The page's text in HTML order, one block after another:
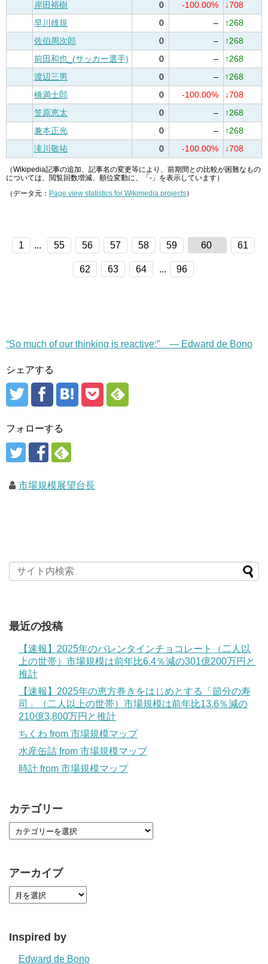
岸田裕樹
0 -100.00%
↓708
早川雄規
0 –
↑268
佐伯周次郎
0 –
↑268
前田和也_(サッカー選手)
0 –
↑268
渡辺三男
0 –
↑268
橋満士郎
0 -100.00%
↓708
笠原恵太
0 –
↑268
兼本正光
0 –
↑268
滝川敬祐
0 -100.00% ↓708
（Wikipedia記事の追加、記事名の変更等により、前期間との比較が困難なもの
については、閲覧回数増減、順位変動に、「-」を表示しています）
（データ元： Page view statistics for Wikimedia projects）
1 ... 55 56 57 58 59 60 61
62 63 64 ... 96
“So much of our thinking is reactive:” — Edward de Bono
シェアする
フォローする
市場規模展望台長
最近の投稿
【速報】2025年のバレンタインチョコレート（二人以
上の世帯）市場規模は前年比6.4％減の301億200万円と
推計
【速報】2025年の恵方巻きをはじめとする「節分の寿
司」（二人以上の世帯）市場規模は前年比13.6％減の
210億3,800万円と推計
ちくわ from 市場規模マップ
水産缶詰 from 市場規模マップ
時計 from 市場規模マップ
カテゴリー
アーカイブ
Inspired by
Edward de Bono